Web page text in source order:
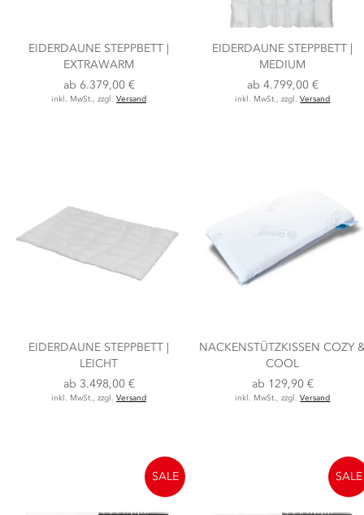
EIDERDAUNE STEPPBETT |
EXTRAWARM
ab 6.379,00 €
inkl. MwSt., zzgl. Versand
EIDERDAUNE STEPPBETT |
MEDIUM
ab 4.799,00 €
inkl. MwSt., zzgl.Versand
EIDERDAUNE STEPPBETT |
LEICHT
ab 3.498,00 €
inkl. MwSt., zzgl. Versand
NACKENSTÜTZKISSEN COZY
COOL
ab 129,90 €
inkl. MwSt., zzgl.Versand
SALE SALE